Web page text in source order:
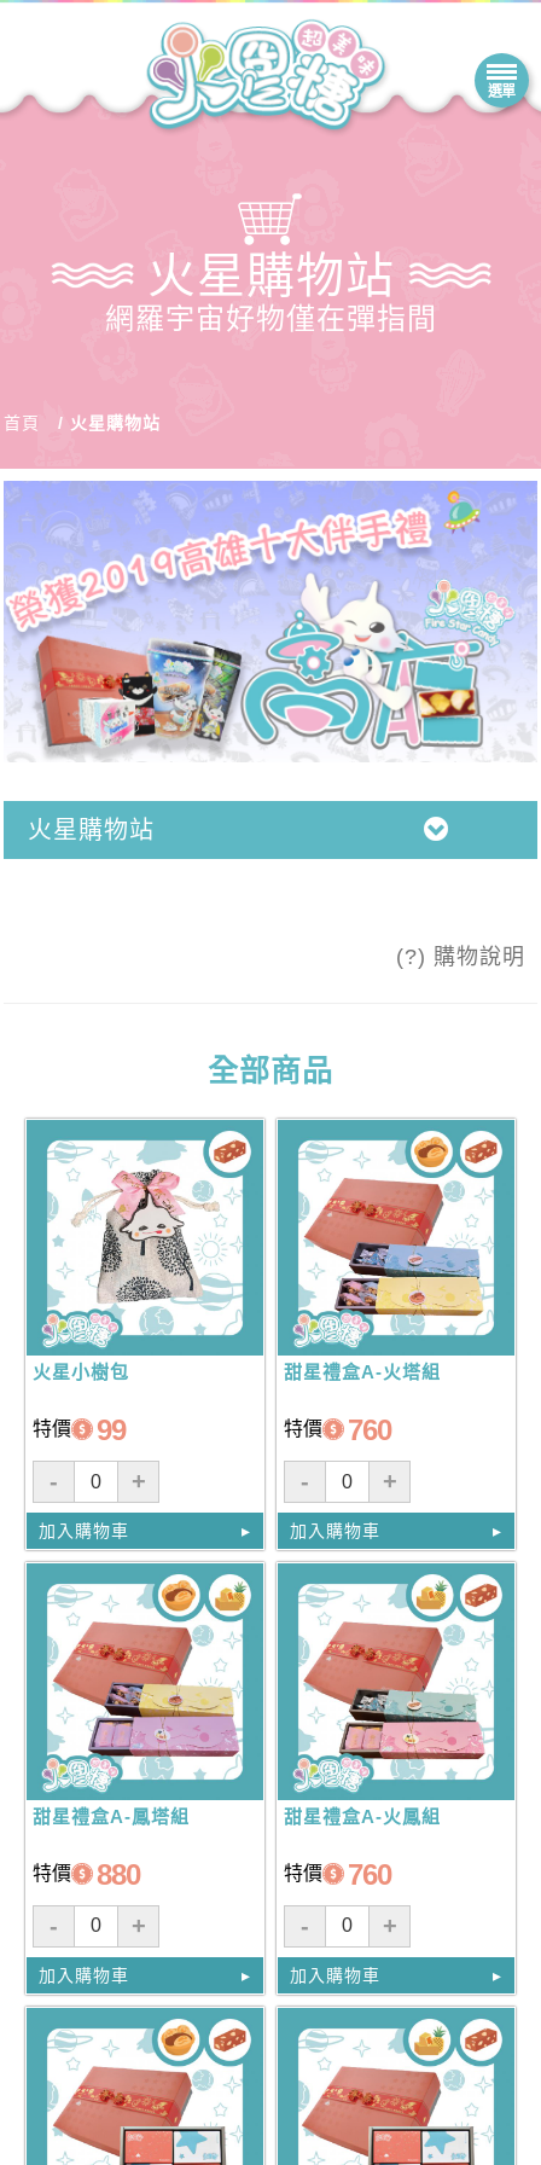
火星購物站
網羅宇宙好物僅在彈指間
首頁 火星購物站
火星購物站
(?) 購物說明
全部商品
火星小樹包
特價 99
- +
加入購物車
甜星禮盒A-火塔組
特價 760
- +
加入購物車
甜星禮盒A-鳳塔組
特價 880
- +
加入購物車
甜星禮盒A-火鳳組
特價 760
- +
加入購物車